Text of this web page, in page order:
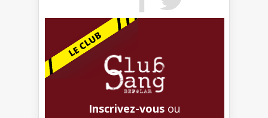
Inscrivez-vous ou